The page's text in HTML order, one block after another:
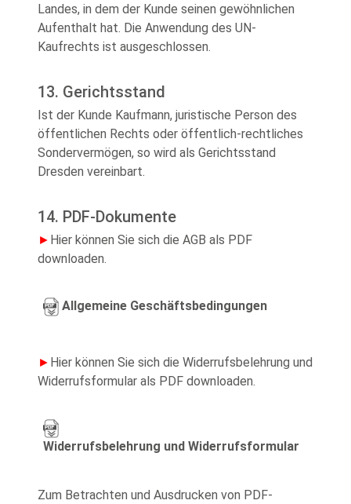
Landes, in dem der Kunde seinen gewöhnlichen
Aufenthalt hat. Die Anwendung des UN-
Kaufrechts ist ausgeschlossen.
13. Gerichtsstand
Ist der Kunde Kaufmann, juristische Person des
öffentlichen Rechts oder öffentlich-rechtliches
Sondervermögen, so wird als Gerichtsstand
Dresden vereinbart.
14. PDF-Dokumente
► Hier können Sie sich die AGB als PDF
downloaden.
Allgemeine Geschäftsbedingungen
► Hier können Sie sich die Widerrufsbelehrung und
Widerrufsformular als PDF downloaden.
Widerrufsbelehrung und Widerrufsformular
Zum Betrachten und Ausdrucken von PDF-